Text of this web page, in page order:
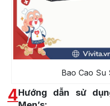
Bao Cao Su
4Hướng dẫn sử